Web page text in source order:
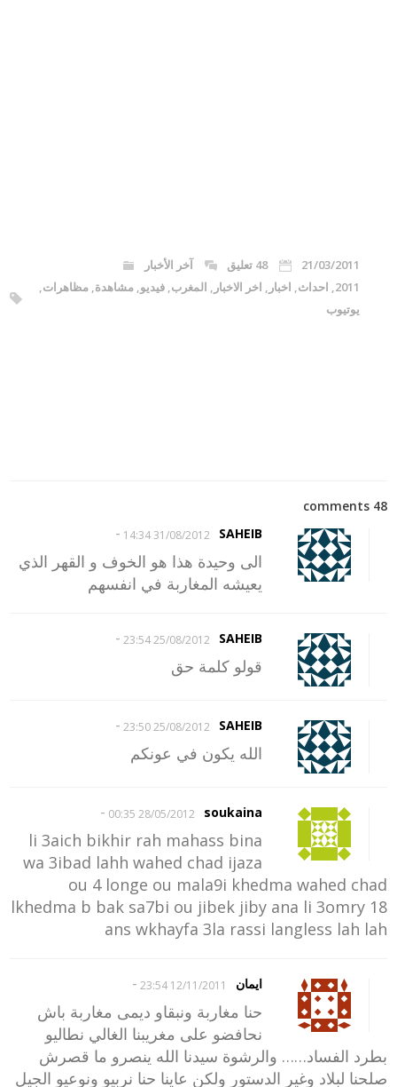
21/03/2011 48 تعليق
آخر الأخبار
2011
, احداث, اخبار , اخر الاخبار , المغرب,فيديو,مشاهدة,مظاهرات,
يوتيوب
48 comments
SAHEIB
31/08/2012 14:34
-
الى وحيدة هذا هو الخوف و القهر الذي
يعيشه المغاربة في انفسهم
SAHEIB
25/08/2012 23:54
-
قولو كلمة حق
SAHEIB
25/08/2012 23:50
-
الله يكون في عونكم
soukaina
28/05/2012 00:35
-
li 3aich bikhir rah mahass bina
wa 3ibad lahh wahed chad ijaza
ou 4 longe ou mala9i khedma wahed chad
lkhedma b bak sa7bi ou jibek jiby ana li 3omry 18
ans wkhayfa 3la rassi langless lah lah
ايمان 12/11/2011 23:54
-
حنا مغاربة ونبقاو ديمى مغاربة باش
نحافضو على مغريبنا الغالي نطاليو
بطرد الفساد…… والرشوة سيدنا الله ينصرو ما قصرش
صلحنا لبلاد وغير الدستور ولكن عاينا حنا نربيو ونوعيو الجيل